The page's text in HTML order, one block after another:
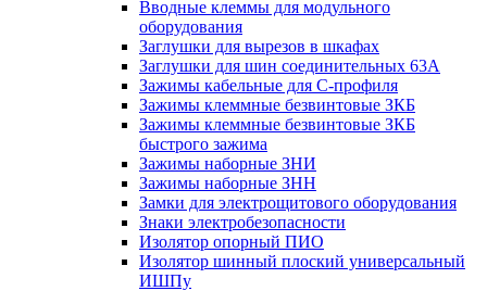
Вводные клеммы для модульного
оборудования
Заглушки для вырезов в шкафах
Заглушки для шин соединительных 63А
Зажимы кабельные для С-профиля
Зажимы клеммные безвинтовые ЗКБ
Зажимы клеммные безвинтовые ЗКБ
быстрого зажима
Зажимы наборные ЗНИ
Зажимы наборные ЗНН
Замки для электрощитового оборудования
Знаки электробезопасности
Изолятор опорный ПИО
Изолятор шинный плоский универсальный
ИШПу